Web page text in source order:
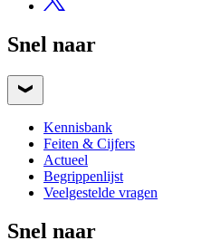
Snel naar
Kennisbank
Feiten & Cijfers
Actueel
Begrippenlijst
Veelgestelde vragen
Snel naar